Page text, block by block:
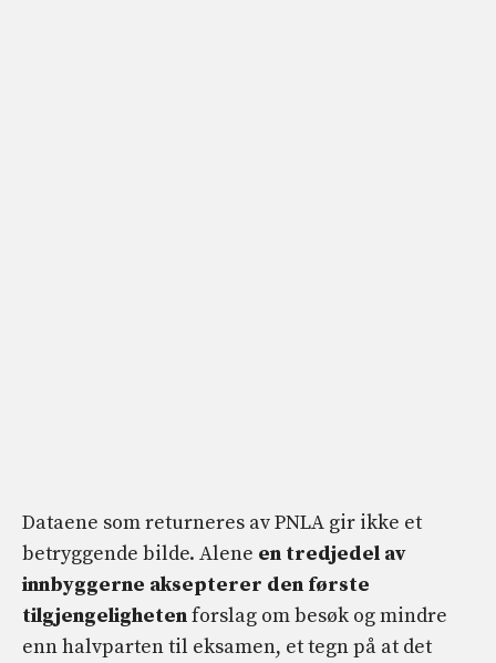
Dataene som returneres av PNLA gir ikke et
betryggende bilde. Alene en tredjedel av
innbyggerne aksepterer den første
tilgjengelighetenforslag om besøk og mindre
enn halvparten til eksamen, et tegn på at det